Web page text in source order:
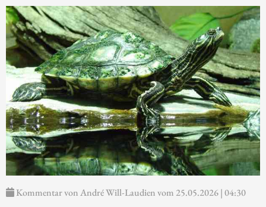
Kommentar von André Will-Laudien vom 25.05.2026 | 04:30